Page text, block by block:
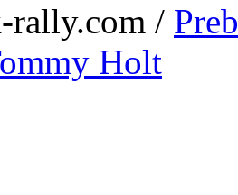
rally.com /
Holt